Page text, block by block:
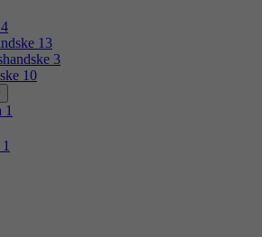
4
13
3
10
1
1